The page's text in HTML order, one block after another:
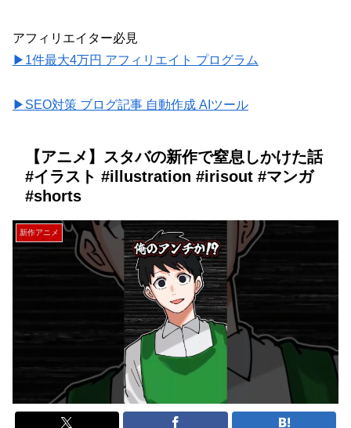
アフィリエイター必見
▶1件最大4万円 アフィリエイト プログラム
▶SEO対策 ブログ記事 自動作成 AIツール
【アニメ】スタバの新作で窒息しかけた話
#イラスト #illustration #irisout #マンガ
#shorts
新作アニメ